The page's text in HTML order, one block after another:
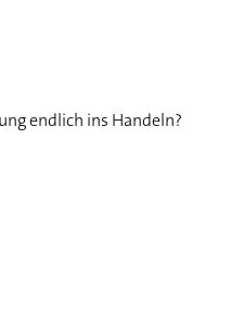
endlich ins Handeln?